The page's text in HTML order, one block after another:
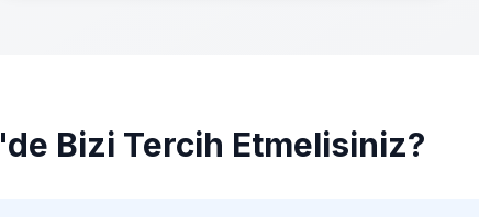
'de Bizi Tercih Etmelisiniz?